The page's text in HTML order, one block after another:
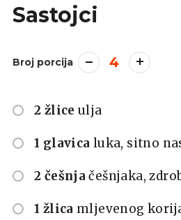
Sastojci
Broj porcija 4
2 žlice ulja
1 glavica luka, sitno
2 češnja češnjaka,
1 žlica mljevenog